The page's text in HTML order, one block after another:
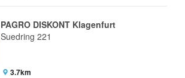
PAGRO DISKONT Klagenfurt
Suedring 221
3.7km